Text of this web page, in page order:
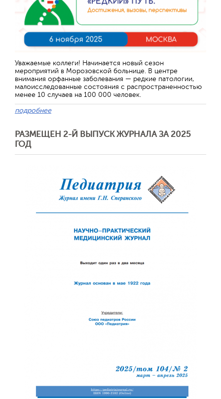
Уважаемые коллеги! Начинается новый сезон
мероприятий в Морозовской больнице. В центре
внимания орфанные заболевания — редкие патологии,
малоисследованные состояния с распространенностью
менее 10 случаев на 100 000 человек.
подробнее
РАЗМЕЩЕН 2-Й ВЫПУСК ЖУРНАЛА ЗА 2025
ГОД